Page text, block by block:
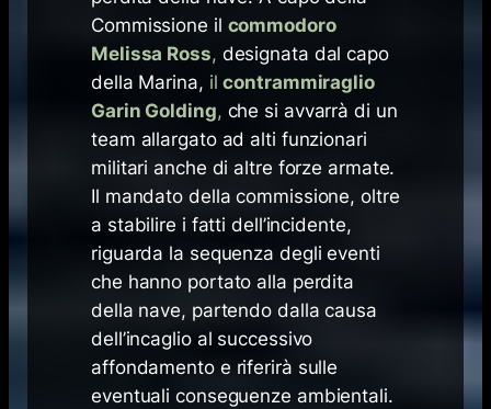
Commissione il commodoro
Melissa Ross, designata dal capo
della Marina, ilcontrammiraglio
Garin Golding, che si avvarrà di un
team allargato ad alti funzionari
militari anche di altre forze armate.
Il mandato della commissione, oltre
a stabilire i fatti dell’incidente,
riguarda la sequenza degli eventi
che hanno portato alla perdita
della nave, partendo dalla causa
dell’incaglio al successivo
affondamento e riferirà sulle
eventuali conseguenze ambientali.